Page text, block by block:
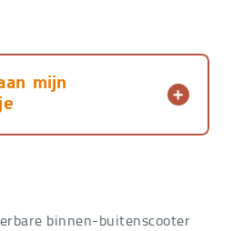
mijn
binnen-buitenscooter